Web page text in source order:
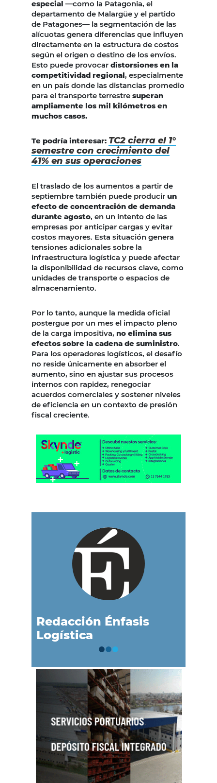
especial —como la Patagonia, el
departamento de Malargüe y el partido
de Patagones— la segmentación de las
alícuotas genera diferencias que influyen
directamente en la estructura de costos
según el origen o destino de los envíos.
Esto puede provocar distorsiones en la
competitividad regional, especialmente
en un país donde las distancias promedio
para el transporte terrestre superan
ampliamente los mil kilómetros en
muchos casos.
Te podría interesar: TC2 cierra el 1°
semestre con crecimiento del
41% en sus operaciones
El traslado de los aumentos a partir de
septiembre también puede producir un
efecto de concentración de demanda
durante agosto, en un intento de las
empresas por anticipar cargas y evitar
costos mayores. Esta situación genera
tensiones adicionales sobre la
infraestructura logística y puede afectar
la disponibilidad de recursos clave, como
unidades de transporte o espacios de
almacenamiento.
Por lo tanto, aunque la medida oficial
postergue por un mes el impacto pleno
de la carga impositiva, no elimina sus
efectos sobre la cadena de suministro.
Para los operadores logísticos, el desafío
no reside únicamente en absorber el
aumento, sino en ajustar sus procesos
internos con rapidez, renegociar
acuerdos comerciales y sostener niveles
de eficiencia en un contexto de presión
fiscal creciente.
Redacción Énfasis
Logística